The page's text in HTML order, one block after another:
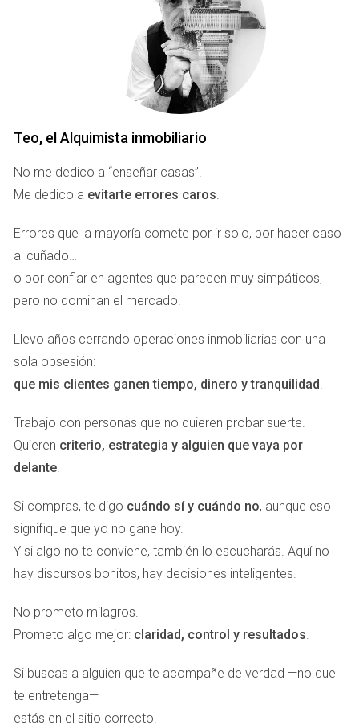
La caída de energía suele tener tres causas:
Identidad difusa:el agente no sabe quién es ni cómo
Proceso sin feedback:trabaja en bucle y no mejora.
Soledad operativa:
sin tribu, cada “no” pesa el doble.
Claves DISC: motivadores por perfil
UsamosDISCpara mapear motivadores y antídotos:
D (Dominante):se enciende con retos y liderazgo.
Antídoto:
OKRs agresivos
, tableros de ranking y roles
de liderazgo en proyectos.
I (Influyente):vive del reconocimiento y la visibilidad.
Antídoto: vitrinas semanales, radio diaria, directos en
S (Estable):
necesita seguridad y acompañamiento.
buddy system
C (Concienzudo):
dashboards, scripts medidos, A/B de mensajes y
iDi: primero ser, después hacer
ElInstituto de Desarrollo Interior (iDi)
Inmobiliarioslo primero es el orden correcto. Sin trabajo
interior no hay energía sostenida ni ventas como
intercambio de energía limpio. Ajustamos creencias,
hábitos y foco antes de escalar la acción.
El sistema eXp: crecimiento orgánico
que no se enfría
EneXplos agentes no compiten por calor: lo comparten. El
crecimiento es
los acompañan porque el éxito es
Teo, el Alquimista inmobiliario
No me dedico a “enseñar casas”.
Me dedico a evitarte errores caros.
Errores que la mayoría comete por ir solo, por hacer caso
al cuñado…
o por confiar en agentes que parecen muy simpáticos,
pero no dominan el mercado.
Llevo años cerrando operaciones inmobiliarias con una
sola obsesión:
que mis clientes ganen tiempo, dinero y tranquilidad.
Trabajo con personas que no quieren probar suerte.
Quieren criterio, estrategia y alguien que vaya por
delante.
Si compras, te digo cuándo sí y cuándo no, aunque eso
signifique que yo no gane hoy.
Y si algo no te conviene, también lo escucharás. Aquí no
hay discursos bonitos, hay decisiones inteligentes.
No prometo milagros.
Prometo algo mejor: claridad, control y resultados.
Si buscas a alguien que te acompañe de verdad —no que
te entretenga—
estás en el sitio correcto.